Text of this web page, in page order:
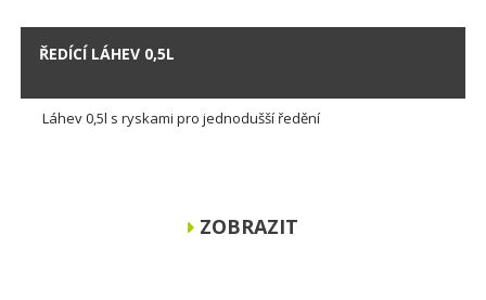
ŘEDÍCÍ LÁHEV 0,5L
Láhev 0,5l s ryskami pro jednodušší ředění
ZOBRAZIT